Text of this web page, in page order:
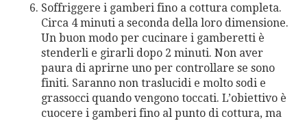
Soffriggere i gamberi fino a cottura completa.
Circa 4 minuti a seconda della loro dimensione.
Un buon modo per cucinare i gamberetti è
stenderli e girarli dopo 2 minuti. Non aver
paura di aprirne uno per controllare se sono
finiti. Saranno non traslucidi e molto sodi e
grassocci quando vengono toccati. L’obiettivo è
cuocere i gamberi fino al punto di cottura, ma